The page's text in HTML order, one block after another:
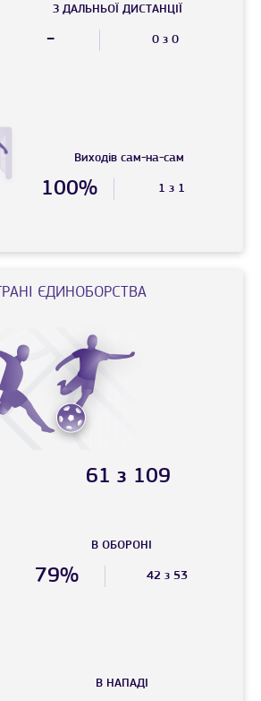
З ДАЛЬНЬОЇ ДИСТАНЦIЇ
- 0 з 0
Виходів сам-на-сам
100% 1 з 1
ЄДИНОБОРСТВА
61 з 109
В ОБОРОНІ
79% 42 з 53
В НАПАДI